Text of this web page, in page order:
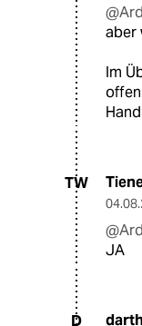
aber
Im
TW
JA
D